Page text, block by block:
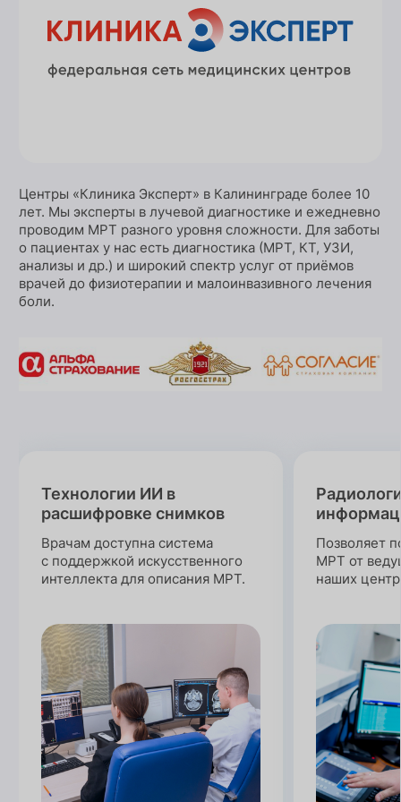
Центры «Клиника Эксперт» в Калининграде более 10
лет. Мы эксперты в лучевой диагностике и ежедневно
проводим МРТ разного уровня сложности. Для заботы
о пациентах у нас есть диагностика (МРТ, КТ, УЗИ,
анализы и др.) и широкий спектр услуг от приёмов
врачей до физиотерапии и малоинвазивного лечения
боли.
Технологии ИИ в
расшифровке снимков
Врачам доступна система
с поддержкой искусственного
интеллекта для описания МРТ.
Позволяет
МРТ от
наших